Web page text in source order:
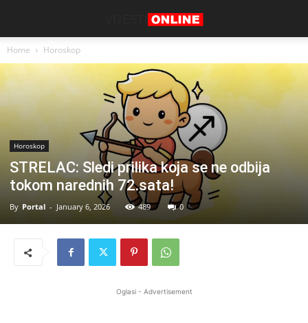
Home Horoskop
Horoskop
STRELAC: Sledi prilika koja se ne odbija
tokom narednih 72.sata!
By Portal - January 6, 2026 489 0
Oglasi - Advertisement